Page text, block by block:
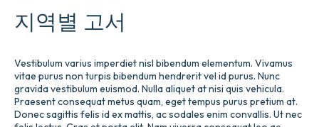
지역별 고서
Vestibulum varius imperdiet nisl bibendum elementum. Vivamus
vitae purus non turpis bibendum hendrerit vel id purus. Nunc
gravida vestibulum euismod. Nulla aliquet at nisi quis vehicula.
Praesent consequat metus quam, eget tempus purus pretium at.
Donec sagittis felis id ex mattis, ac sodales enim convallis. Ut nec